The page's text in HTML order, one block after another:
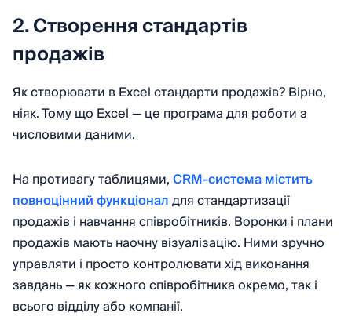
2. Створення стандартів
продажів
Як створювати в Excel стандарти продажів? Вірно,
ніяк. Тому що Excel — це програма для роботи з
числовими даними.
На противагу таблицями,CRM-система містить
повноцінний функціоналдля стандартизації
продажів і навчання співробітників. Воронки і плани
продажів мають наочну візуалізацію. Ними зручно
управляти і просто контролювати хід виконання
завдань — як кожного співробітника окремо, так і
всього відділу або компанії.